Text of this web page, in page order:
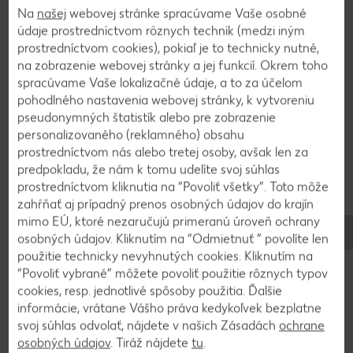
cukor premiešame do jemnej peny, kým sa cukor
nerozpustí. Do čokolády pridáme zmes cukru a
vajec, soľ a múku. Vylejeme do dvoch papierom
vystlaných foriem 18 x 18 cm a pečieme na 170 °C
približne 32 minút.
2
Medzitým si pripravíme krém. Smotanu zohrejeme
do bodu varu, do misy pridáme čokoládu a
zalejeme ju horúcou smotanou. Necháme chvíľu
postáť a vymiešame dohladka. Primiešame med a
maslo.
3
Pripravíme si mašľu z fondánu niekoľko dní
Na našej webovej stránke spracúvame Vaše osobné
údaje prostredníctvom rôznych techník (medzi iným
prostredníctvom cookies), pokiaľ je to technicky nutné,
na zobrazenie webovej stránky a jej funkcií. Okrem toho
spracúvame Vaše lokalizačné údaje, a to za účelom
pohodlného nastavenia webovej stránky, k vytvoreniu
pseudonymných štatistík alebo pre zobrazenie
personalizovaného (reklamného) obsahu
prostredníctvom nás alebo tretej osoby, avšak len za
predpokladu, že nám k tomu udelíte svoj súhlas
prostredníctvom kliknutia na “Povoliť všetky”. Toto môže
zahŕňať aj prípadný prenos osobných údajov do krajín
mimo EÚ, ktoré nezaručujú primeranú úroveň ochrany
osobných údajov. Kliknutím na “Odmietnuť ” povolíte len
použitie technicky nevyhnutých cookies. Kliknutím na
“Povoliť vybrané” môžete povoliť použitie rôznych typov
cookies, resp. jednotlivé spôsoby použitia. Ďalšie
informácie, vrátane Vášho práva kedykoľvek bezplatne
svoj súhlas odvolať, nájdete v našich Zásadách ochrane
osobných údajov. Tiráž nájdete tu.